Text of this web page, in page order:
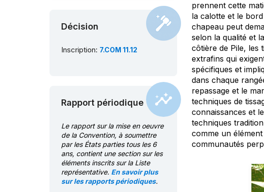
Décision
Inscription: 7.COM 11.12
Rapport périodique
Le rapport sur la mise en oeuvre
de la Convention, à soumettre
par les États parties tous les 6
ans, contient une section sur les
éléments inscrits sur la Liste
représentative. En savoir plus
sur les rapports périodiques.
prennent cette
la calotte et le bord
chapeau peut
selon la qualité et
côtière de Pile, les
extrafins qui
spécifiques et
dans chaque
repassage et le
techniques de
connaissances et
techniques
comme un élément
communautés